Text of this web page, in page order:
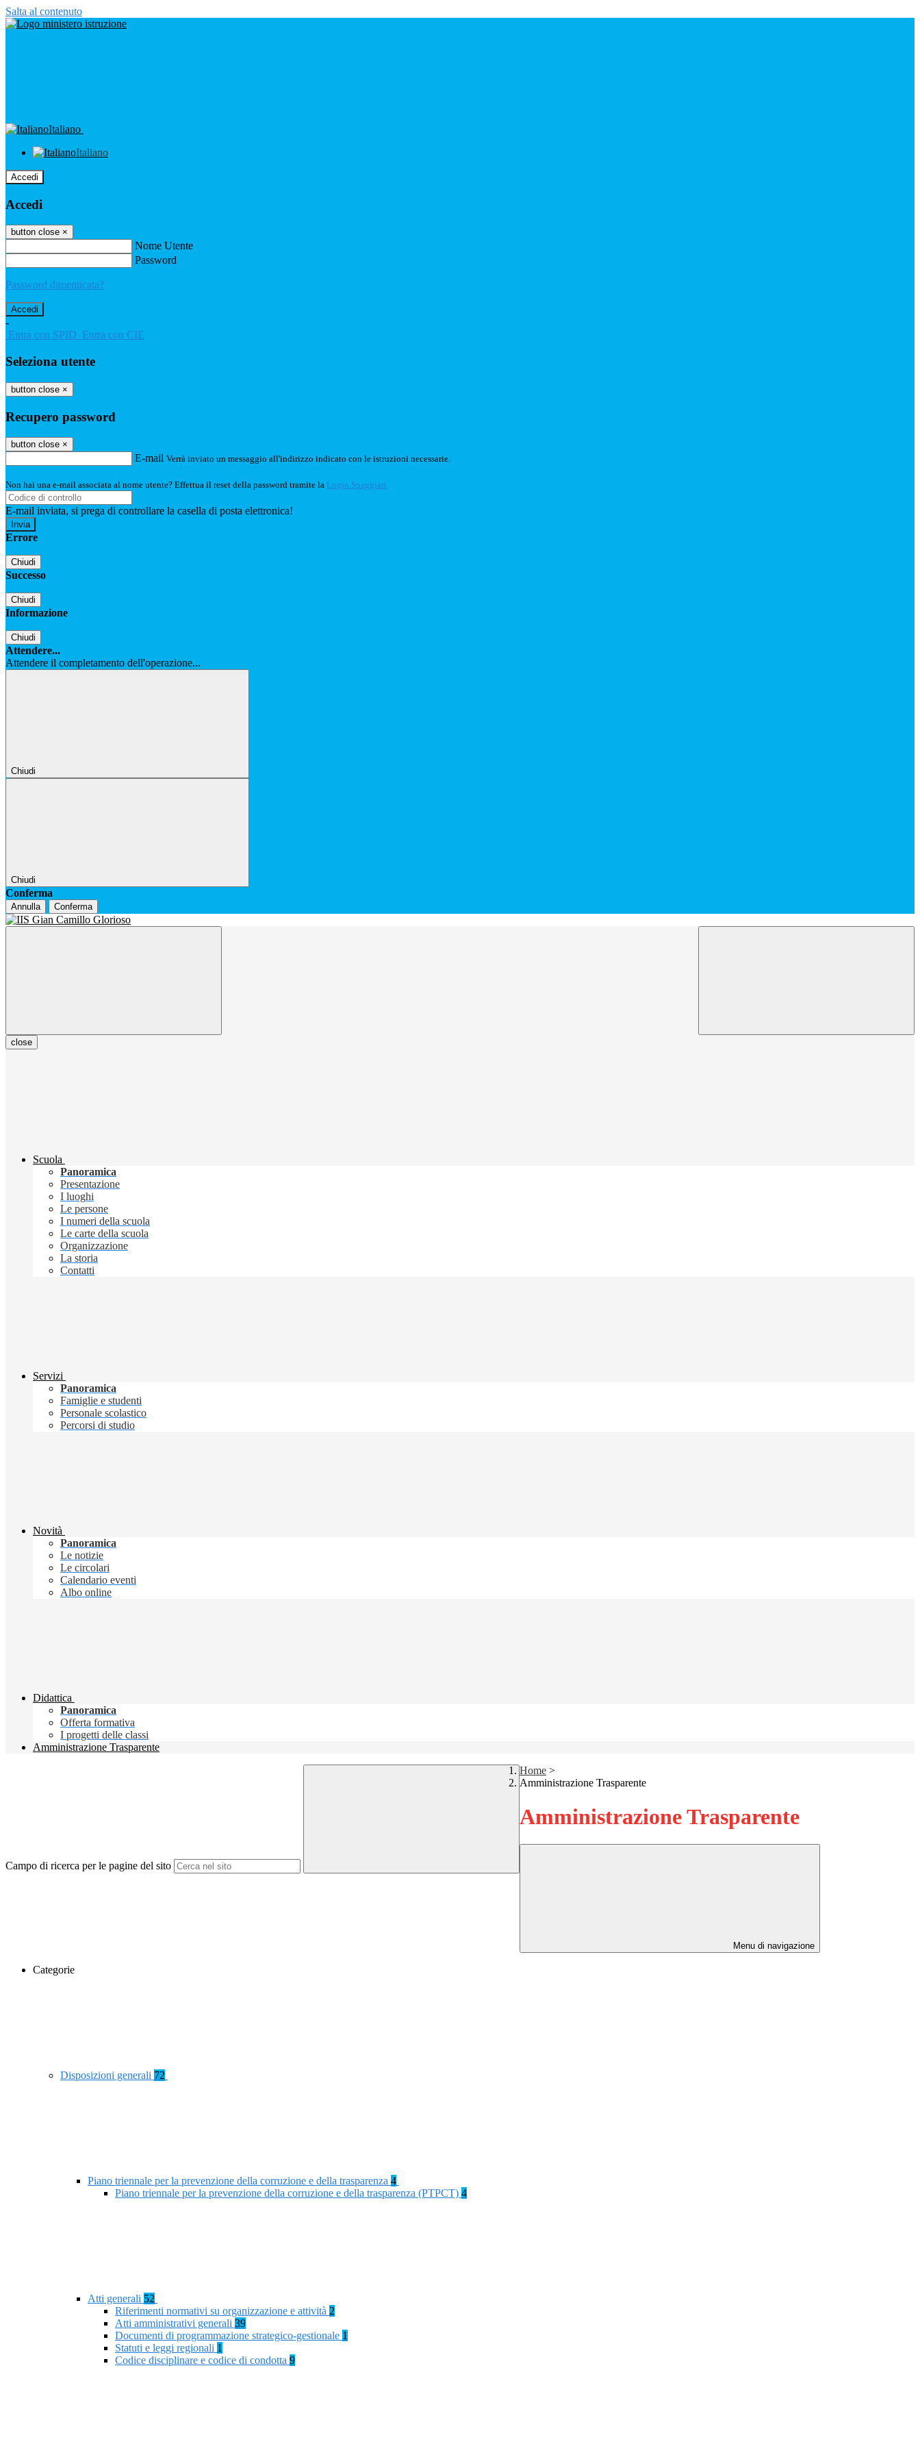
Salta al contenuto
Italiano
Italiano
Accedi
Accedi
button close ×
Nome Utente
Password
Password dimenticata?
-
Entra con SPID Entra con CIE
Seleziona utente
button close ×
Recupero password
button close ×
E-mail Verrà inviato un messaggio all'indirizzo indicato con le istruzioni necessarie.
Non hai una e-mail associata al nome utente? Effettua il reset della password tramite la Login Spaggiari
E-mail inviata, si prega di controllare la casella di posta elettronica!
Errore
Chiudi
Successo
Chiudi
Informazione
Chiudi
Attendere...
Attendere il completamento dell'operazione...
Chiudi
Chiudi
Conferma
Annulla Conferma
close
Scuola
Panoramica
Presentazione
I luoghi
Le persone
I numeri della scuola
Le carte della scuola
Organizzazione
La storia
Contatti
Servizi
Panoramica
Famiglie e studenti
Personale scolastico
Percorsi di studio
Novità
Panoramica
Le notizie
Le circolari
Calendario eventi
Albo online
Didattica
Panoramica
Offerta formativa
I progetti delle classi
Amministrazione Trasparente
Campo di ricerca per le pagine del sito
Home >
Amministrazione Trasparente
Amministrazione Trasparente
Menu di navigazione
Categorie
Disposizioni generali 72
Piano triennale per la prevenzione della corruzione e della trasparenza 4
Piano triennale per la prevenzione della corruzione e della trasparenza (PTPCT) 4
Atti generali 52
Riferimenti normativi su organizzazione e attività 2
Atti amministrativi generali 39
Documenti di programmazione strategico-gestionale 1
Statuti e leggi regionali 1
Codice disciplinare e codice di condotta 9